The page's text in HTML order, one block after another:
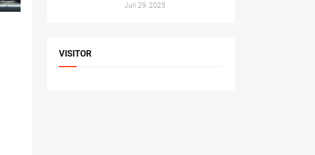
Juli 29, 2025
VISITOR